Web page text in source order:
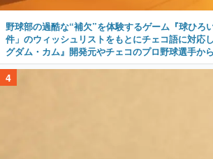
野球部の過酷な“補欠”を体験するゲーム『球ひろ
件」のウィッシュリストをもとにチェコ語に対応
グダム・カム』開発元やチェコのプロ野球選手か
4